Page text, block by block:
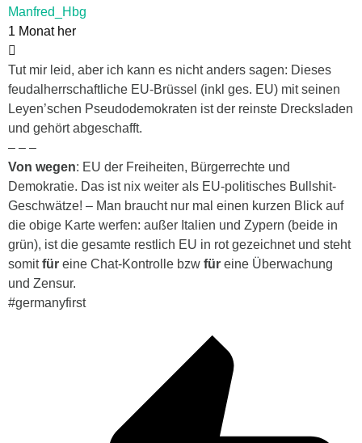
Manfred_Hbg
1 Monat her
Tut mir leid, aber ich kann es nicht anders sagen: Dieses
feudalherrschaftliche EU-Brüssel (inkl ges. EU) mit seinen
Leyen’schen Pseudodemokraten ist der reinste Drecksladen
und gehört abgeschafft.
– – –
Von wegen: EU der Freiheiten, Bürgerrechte und
Demokratie. Das ist nix weiter als EU-politisches Bullshit-
Geschwätze! – Man braucht nur mal einen kurzen Blick auf
die obige Karte werfen: außer Italien und Zypern (beide in
grün), ist die gesamte restlich EU in rot gezeichnet und steht
somitfür eine Chat-Kontrolle bzw für eine Überwachung
und Zensur.
#germanyfirst